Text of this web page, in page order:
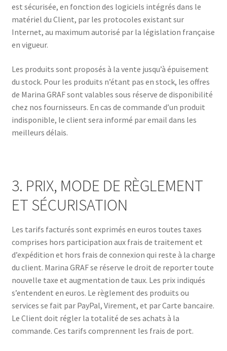
est sécurisée, en fonction des logiciels intégrés dans le
matériel du Client, par les protocoles existant sur
Internet, au maximum autorisé par la législation française
en vigueur.
Les produits sont proposés à la vente jusqu’à épuisement
du stock. Pour les produits n’étant pas en stock, les offres
de Marina GRAF sont valables sous réserve de disponibilité
chez nos fournisseurs. En cas de commande d’un produit
indisponible, le client sera informé par email dans les
meilleurs délais.
3. PRIX, MODE DE RÈGLEMENT
ET SÉCURISATION
Les tarifs facturés sont exprimés en euros toutes taxes
comprises hors participation aux frais de traitement et
d’expédition et hors frais de connexion qui reste à la charge
du client. Marina GRAF se réserve le droit de reporter toute
nouvelle taxe et augmentation de taux. Les prix indiqués
s’entendent en euros. Le règlement des produits ou
services se fait par PayPal, Virement, et par Carte bancaire.
Le Client doit régler la totalité de ses achats à la
commande. Ces tarifs comprennent les frais de port.